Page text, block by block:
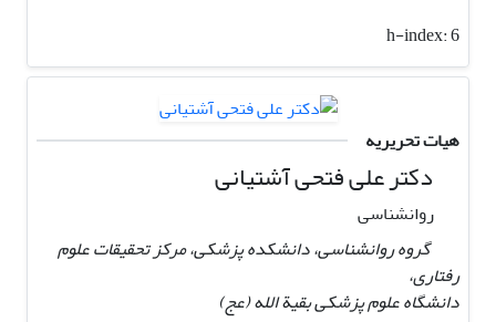
h-index:6
هیات تحریریه
دکتر علی فتحی آشتیانی
روانشناسی
گروه روانشناسی، دانشکده پزشکی، مرکز تحقیقات علوم
رفتاری،
دانشگاه علوم پزشکی بقیة الله (عج)